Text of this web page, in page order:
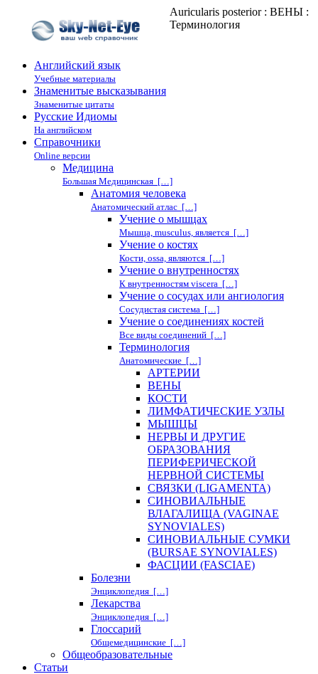
Auricularis posterior : ВЕНЫ :
Терминология
Английский язык
Учебные материалы
Знаменитые высказывания
Знаменитые цитаты
Русские Идиомы
На английском
Справочники
Online версии
Медицина
Большая Медицинская […]
Анатомия человека
Анатомический атлас […]
Учение о мышцах
Мышца, musculus, является […]
Учение о костях
Кости, ossa, являются […]
Учение о внутренностях
К внутренностям viscera […]
Учение о сосудах или ангиология
Сосудистая система […]
Учение о соединениях костей
Все виды соединений […]
Терминология
Анатомические […]
АРТЕРИИ
ВЕНЫ
КОСТИ
ЛИМФАТИЧЕСКИЕ УЗЛЫ
МЫШЦЫ
НЕРВЫ И ДРУГИЕ
ОБРАЗОВАНИЯ
ПЕРИФЕРИЧЕСКОЙ
НЕРВНОЙ СИСТЕМЫ
СВЯЗКИ (LIGAMENTA)
СИНОВИАЛЬНЫЕ
ВЛАГАЛИЩА (VAGINAE
SYNOVIALES)
СИНОВИАЛЬНЫЕ СУМКИ
(BURSAE SYNOVIALES)
ФАСЦИИ (FASCIAE)
Болезни
Энциклопедия […]
Лекарства
Энциклопедия […]
Глоссарий
Общемедицинские […]
Общеобразовательные
Статьи